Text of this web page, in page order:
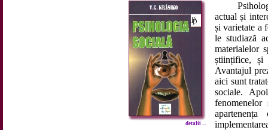
detalii ...
Psihologia
actual și
și varietate a
le studiază
materialelor
științifice,
Avantajul
aici sunt
sociale.